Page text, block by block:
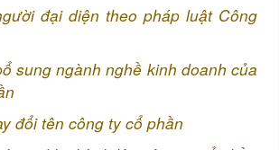
đại diện theo pháp luật Công
sung ngành nghề kinh doanh của
đổi tên công ty cổ phần